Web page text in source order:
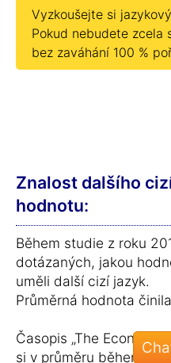
Vyzkoušejte si
Pokud nebudete zcela
bez zaváhání 100 %
Znalost dalšího
hodnotu:
Během studie z roku
dotázaných, jakou
uměli další cizí jazyk.
Průměrná hodnota činila
Časopis „The
si v průměru během